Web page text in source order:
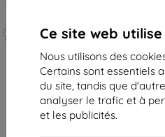
Ce site web
Nous utilisons des
Certains sont essentiels
du site, tandis que
analyser le trafic et à
et les publicités.
Fabriqué sur mesure
20,90 €
18,82 €
En stock 4 pièces